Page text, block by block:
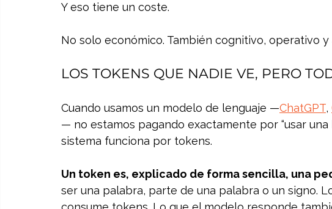
Y eso tiene un coste.
No solo económico. También cognitivo, operativo y
LOS TOKENS QUE NADIE VE, PERO
Cuando usamos un modelo de lenguaje —ChatGPT,
— no estamos pagando exactamente por “usar una
sistema funciona por tokens.
Un token es, explicado de forma sencilla, una
ser una palabra, parte de una palabra o un signo.